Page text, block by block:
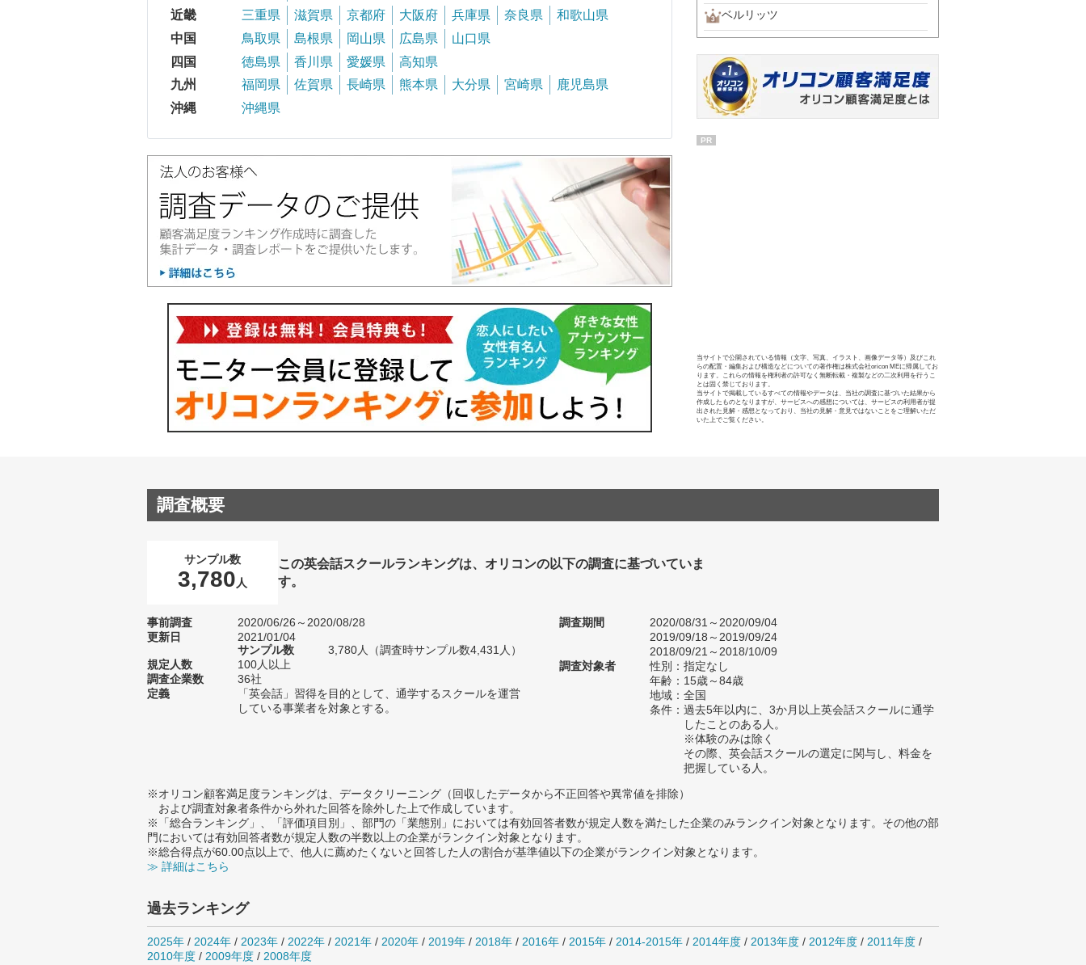
近畿
三重県 滋賀県 京都府 大阪府 兵庫県 奈良県
和歌山県
中国
鳥取県 島根県 岡山県 広島県
山口県
四国
徳島県 香川県 愛媛県
高知県
九州
福岡県 佐賀県 長崎県 熊本県 大分県 宮崎県
鹿児島県
沖縄
沖縄県
ベルリッツ
PR
当サイトで公開されている情報（文字、写真、イラスト、画像データ等）及びこれ
らの配置・編集および構造などについての著作権は株式会社oricon MEに帰属してお
ります。これらの情報を権利者の許可なく無断転載・複製などの二次利用を行うこ
とは固く禁じております。
当サイトで掲載しているすべての情報やデータは、当社の調査に基づいた結果から
作成したものとなりますが、サービスへの感想については、サービスの利用者が提
出された見解・感想となっており、当社の見解・意見ではないことをご理解いただ
いた上でご覧ください。
調査概要
サンプル数
3,780 人
この英会話スクールランキングは、オリコンの以下の調査に基づいていま
す。
事前調査
2020/06/26～2020/08/28
更新日
2021/01/04
サンプル数
3,780人（調査時サンプル数4,431人）
規定人数
100人以上
調査企業数
36社
定義
「英会話」習得を目的として、通学するスクールを運営
している事業者を対象とする。
調査期間
2020/08/31～2020/09/04
2019/09/18～2019/09/24
2018/09/21～2018/10/09
調査対象者
性別：指定なし
年齢：15歳～84歳
地域：全国
条件：過去5年以内に、3か月以上英会話スクールに通学
したことのある人。
※体験のみは除く
その際、英会話スクールの選定に関与し、料金を
把握している人。
※オリコン顧客満足度ランキングは、データクリーニング（回収したデータから不正回答や異常値を排除）
および調査対象者条件から外れた回答を除外した上で作成しています。
※「総合ランキング」、「評価項目別」、部門の「業態別」においては有効回答者数が規定人数を満たした企業のみランクイン対象となります。その他の部
門においては有効回答者数が規定人数の半数以上の企業がランクイン対象となります。
※総合得点が60.00点以上で、他人に薦めたくないと回答した人の割合が基準値以下の企業がランクイン対象となります。
≫ 詳細はこちら
過去ランキング
2025年 / 2024年 / 2023年 / 2022年 / 2021年 / 2020年 / 2019年 / 2018年 / 2016年 / 2015年 / 2014-2015年 / 2014年度 / 2013年度 / 2012年度 / 2011年度 /
2010年度 / 2009年度 / 2008年度